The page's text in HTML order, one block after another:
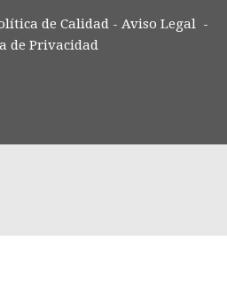
de Calidad- Aviso Legal-
de Privacidad